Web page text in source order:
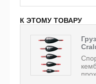
К ЭТОМУ ТОВАРУ